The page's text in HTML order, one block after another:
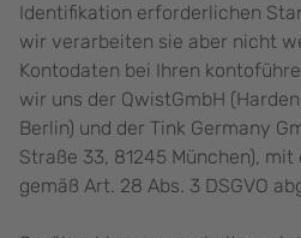
Identifikation erforderlichen
wir verarbeiten sie aber nicht
Kontodaten bei Ihren
wir uns der QwistGmbH
Berlin) und der Tink Germany
Straße 33, 81245 München),
gemäß Art. 28 Abs. 3 DSGVO